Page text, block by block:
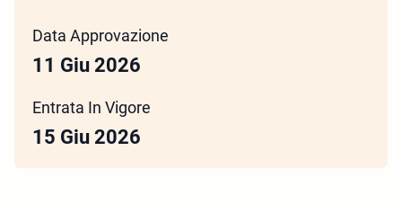
Data Approvazione
11 Giu 2026
Entrata In Vigore
15 Giu 2026